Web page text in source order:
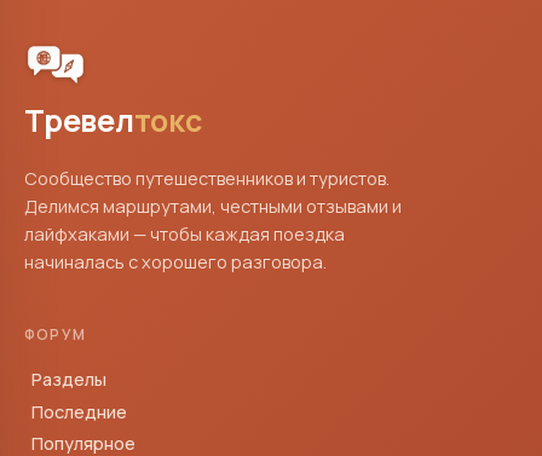
Тревелтокс
Сообщество путешественников и туристов.
Делимся маршрутами, честными отзывами и
лайфхаками — чтобы каждая поездка
начиналась с хорошего разговора.
ФОРУМ
Разделы
Последние
Популярное